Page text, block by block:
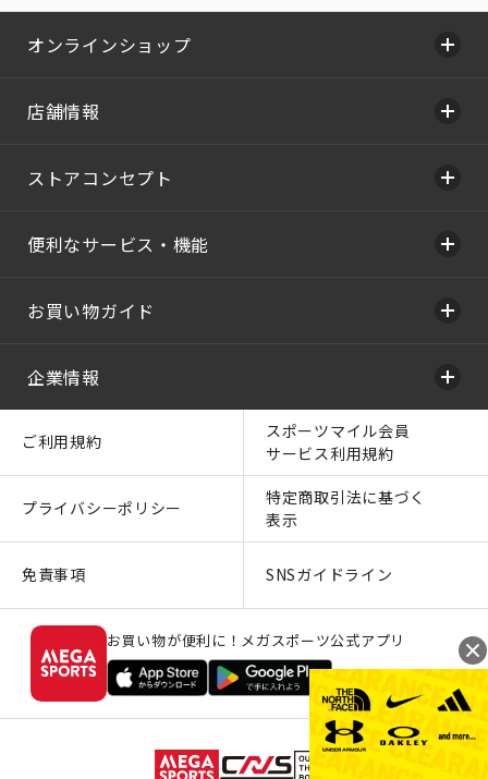
オンラインショップ
店舗情報
ストアコンセプト
便利なサービス・機能
お買い物ガイド
企業情報
ご利用規約
スポーツマイル会員
サービス利用規約
プライバシーポリシー
特定商取引法に基づく
表示
免責事項 SNSガイドライン
お買い物が便利に！メガスポーツ公式アプリ